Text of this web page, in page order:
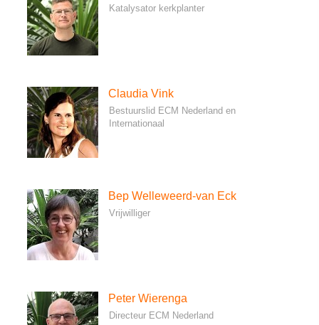
Katalysator kerkplanter
Claudia Vink
Bestuurslid ECM Nederland en
Internationaal
Bep Welleweerd-van Eck
Vrijwilliger
Peter Wierenga
Directeur ECM Nederland